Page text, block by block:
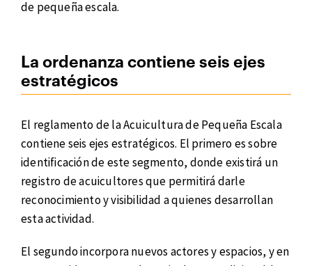
de pequeña escala.
La ordenanza contiene seis ejes
estratégicos
El reglamento de la Acuicultura de Pequeña Escala
contiene seis ejes estratégicos. El primero es sobre
identificación de este segmento, donde existirá un
registro de acuicultores que permitirá darle
reconocimiento y visibilidad a quienes desarrollan
esta actividad.
El segundo incorpora nuevos actores y espacios, y en